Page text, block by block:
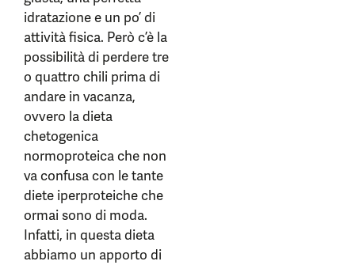
idratazione e un po’ di
attività fisica. Però c’è la
possibilità di perdere tre
o quattro chili prima di
andare in vacanza,
ovvero la dieta
chetogenica
normoproteica che non
va confusa con le tante
diete iperproteiche che
ormai sono di moda.
Infatti, in questa dieta
abbiamo un apporto di